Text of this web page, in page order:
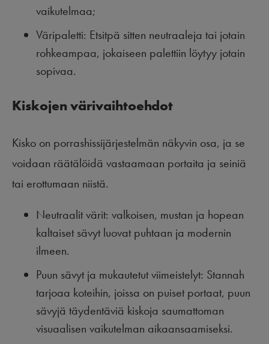
vaikutelmaa;
Väripaletti: Etsitpä sitten neutraaleja tai jotain
rohkeampaa, jokaiseen palettiin löytyy jotain
sopivaa.
Kiskojen värivaihtoehdot
Kisko on porrashissijärjestelmän näkyvin osa, ja se
voidaan räätälöidä vastaamaan portaita ja seiniä
tai erottumaan niistä.
Neutraalit värit: valkoisen, mustan ja hopean
kaltaiset sävyt luovat puhtaan ja modernin
ilmeen.
Puun sävyt ja mukautetut viimeistelyt: Stannah
tarjoaa koteihin, joissa on puiset portaat, puun
sävyjä täydentäviä kiskoja saumattoman
visuaalisen vaikutelman aikaansaamiseksi.